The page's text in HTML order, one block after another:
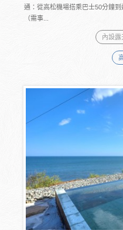
通：從高松機場搭乘巴士50分鐘
（需事...
內設露